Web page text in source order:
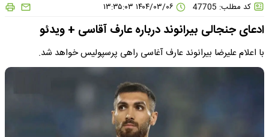
کد مطلب: 47705
ادعای جنجالی بیرانوند درباره عارف آقاسی + ویدئو
با اعلام علیرضا بیرانوند عارف آغاسی راهی پرسپولیس خواهد شد.